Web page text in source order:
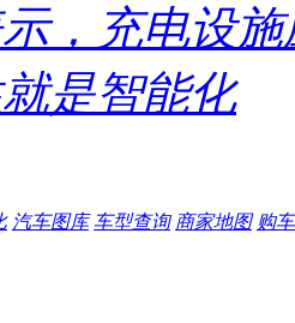
，充电设
是智能化
汽车图库 车型查询 商家地图 购